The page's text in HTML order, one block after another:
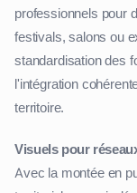
professionnels pour
festivals, salons ou
standardisation des
l'intégration
territoire.
Visuels pour
Avec la montée en